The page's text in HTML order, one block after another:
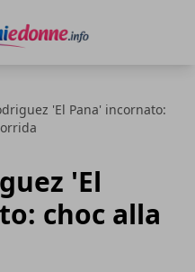
'El Pana' incornato:
'El
choc alla